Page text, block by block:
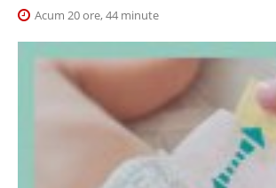
Acum 20 ore, 44 minute